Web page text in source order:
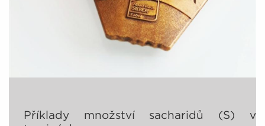
Příklady množství sacharidů (S) v